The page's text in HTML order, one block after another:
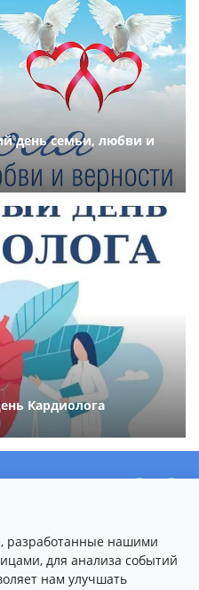
день семьи, любви и
Кардиолога
разработанные нашими
для анализа событий
нам улучшать